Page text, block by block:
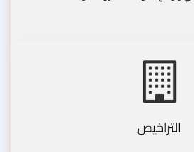
التراخيص